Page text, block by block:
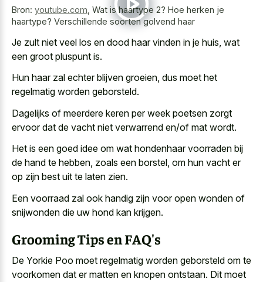
Bron: youtube.com Wat is haartype 2? Hoe herken je
haartype? Verschillende soorten golvend haar
Je zult niet veel los en dood haar vinden in je huis, wat
een groot pluspunt is.
Hun haar zal echter blijven groeien, dus moet het
regelmatig worden geborsteld.
Dagelijks of meerdere keren per week poetsen zorgt
ervoor dat de vacht niet verwarrend en/of mat wordt.
Het is een goed idee om wat hondenhaar voorraden bij
de hand te hebben, zoals een borstel, om hun vacht er
op zijn best uit te laten zien.
Een voorraad zal ook handig zijn voor open wonden of
snijwonden die uw hond kan krijgen.
Grooming Tips en FAQ's
De Yorkie Poo moet regelmatig worden geborsteld om te
voorkomen dat er matten en knopen ontstaan. Dit moet